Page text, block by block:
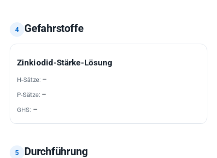
Gefahrstoffe
GEFAHRSTOFF
H-
P-
Zinkiodid-Stärke-Lösung
–
–
–
Durchführung